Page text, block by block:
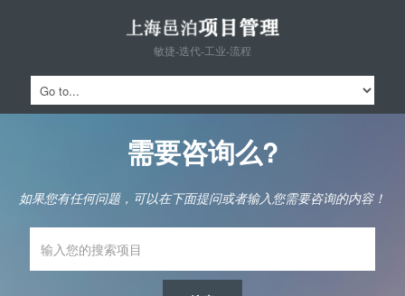
敏捷-迭代-工业-流程
需要咨询么?
如果您有任何问题，可以在下面提问或者输入您需要咨询的内容！